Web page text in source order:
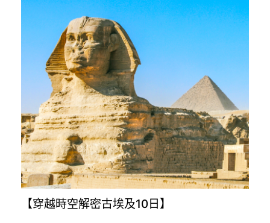
【穿越時空解密古埃及10日】